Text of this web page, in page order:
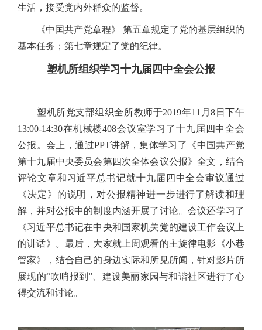
生活，接受党内外群众的监督。
《中国共产党章程》 第五章规定了党的基层组织的
基本任务；第七章规定了党的纪律。
塑机所组织学习十九届四中全会公报
塑机所党支部组织全所教师于2019年11月8日下午
13:00-14:30在机械楼408会议室学习了十九届四中全会
公报。会上，通过PPT讲解，集体学习了《中国共产党
第十九届中央委员会第四次全体会议公报》全文，结合
评论文章和习近平总书记就十九届四中全会审议通过
《决定》的说明，对公报精神进一步进行了解读和理
解，并对公报中的制度内涵开展了讨论。会议还学习了
《习近平总书记在中央和国家机关党的建设工作会议上
的讲话》。最后，大家就上周观看的主旋律电影《小巷
管家》，结合自己的身边实际和所见所闻，针对影片所
展现的“吹哨报到”、建设美丽家园与和谐社区进行了心
得交流和讨论。